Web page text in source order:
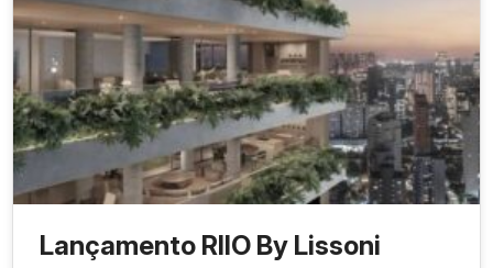
Lançamento RIIO By Lissoni